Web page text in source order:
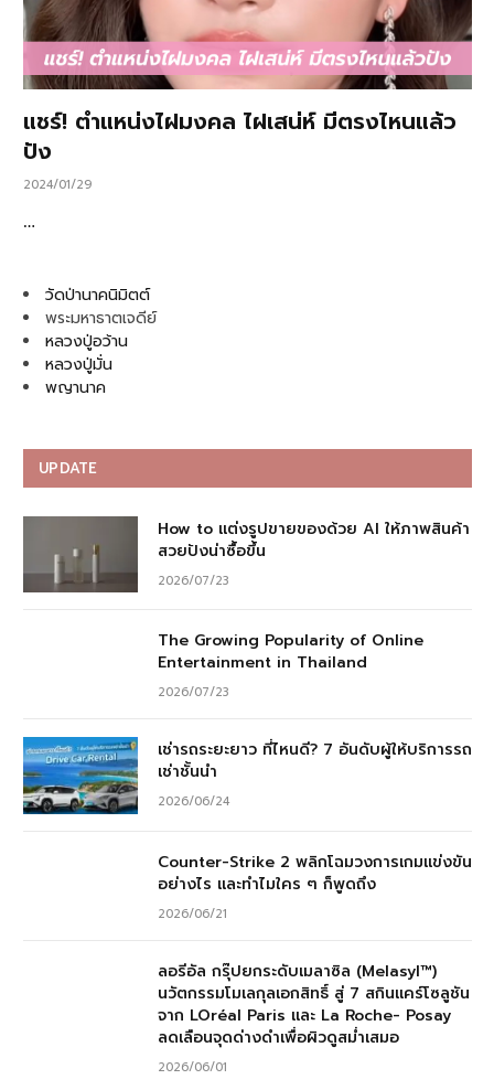
แชร์! ตำแหน่งไฝมงคล ไฝเสน่ห์ มีตรงไหนแล้ว
ปัง
2024/01/29
…
วัดป่านาคนิมิตต์
พระมหาธาตเจดีย์
หลวงปู่อว้าน
หลวงปู่มั่น
พญานาค
UPDATE
How to แต่งรูปขายของด้วย AI ให้ภาพสินค้า
สวยปังน่าซื้อขึ้น
2026/07/23
The Growing Popularity of Online
Entertainment in Thailand
2026/07/23
เช่ารถระยะยาว ที่ไหนดี? 7 อันดับผู้ให้บริการรถ
เช่าชั้นนำ
2026/06/24
Counter-Strike 2 พลิกโฉมวงการเกมแข่งขัน
อย่างไร และทำไมใคร ๆ ก็พูดถึง
2026/06/21
ลอรีอัล กรุ๊ปยกระดับเมลาซิล (Melasyl™)
นวัตกรรมโมเลกุลเอกสิทธิ์ สู่ 7 สกินแคร์โซลูชัน
จาก LOréal Paris และ La Roche- Posay
ลดเลือนจุดด่างดำเพื่อผิวดูสม่ำเสมอ
2026/06/01